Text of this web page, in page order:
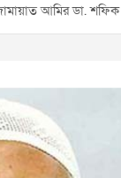
আমির ডা. শফিক